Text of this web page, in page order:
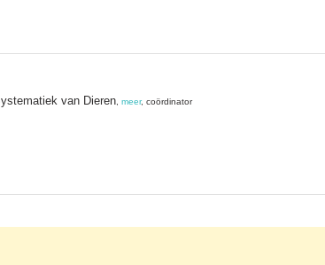
van Dieren meer, coördinator